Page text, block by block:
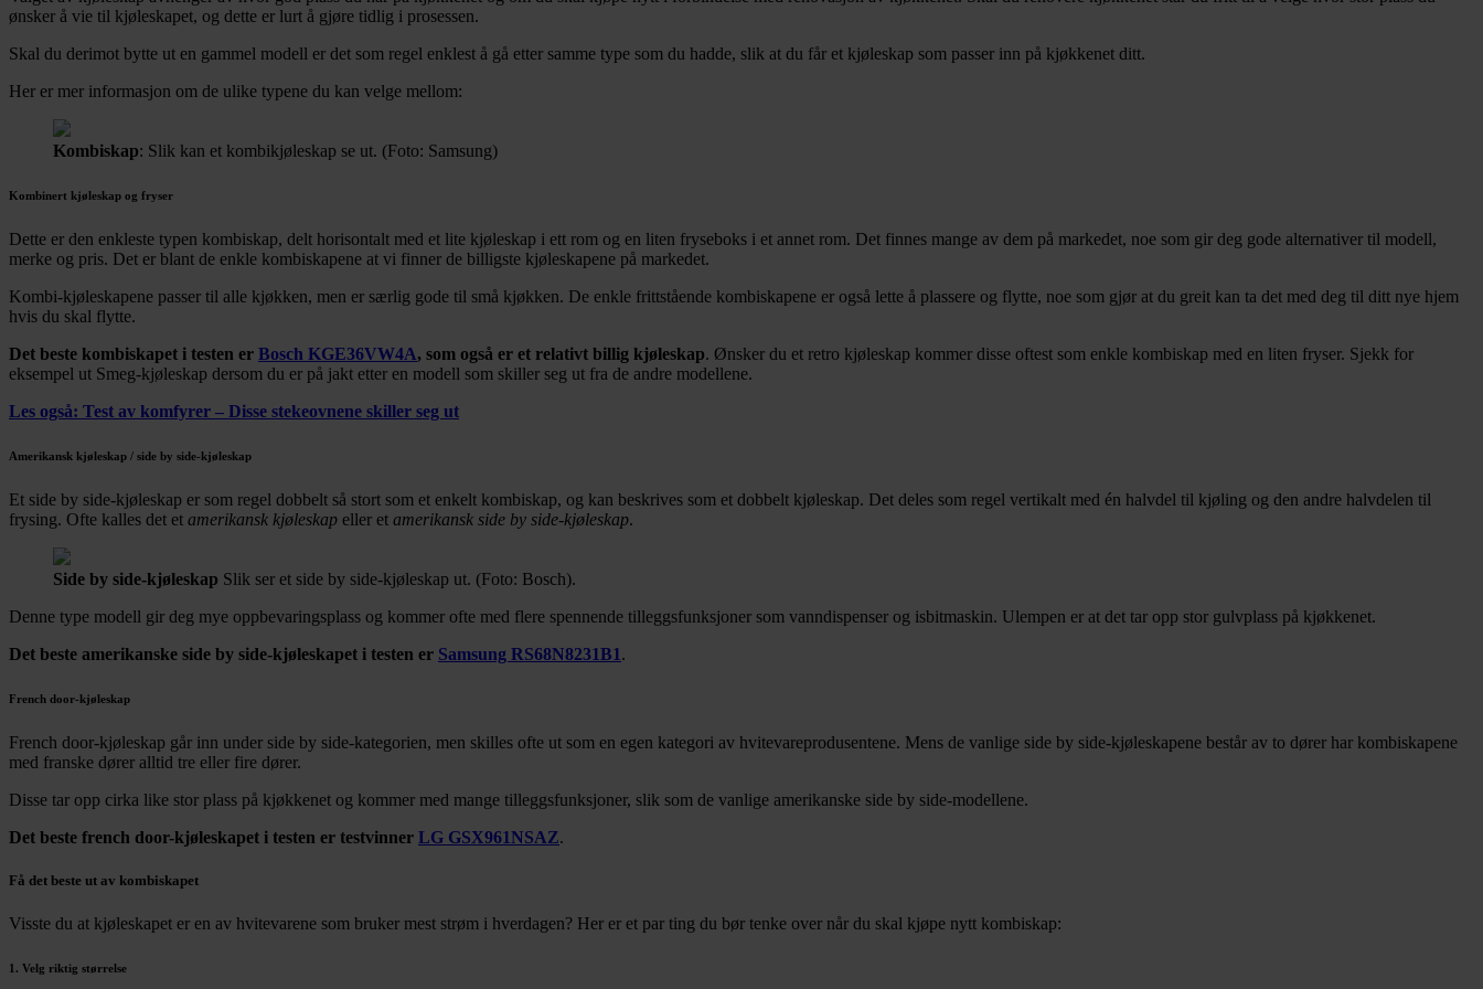
ønsker å vie til kjøleskapet, og dette er lurt å gjøre tidlig i prosessen.
Skal du derimot bytte ut en gammel modell er det som regel enklest å gå etter samme type som du hadde, slik at du får et kjøleskap som passer inn på kjøkkenet ditt.
Her er mer informasjon om de ulike typene du kan velge mellom:
Kombiskap: Slik kan et kombikjøleskap se ut. (Foto: Samsung)
Kombinert kjøleskap og fryser
Dette er den enkleste typen kombiskap, delt horisontalt med et lite kjøleskap i ett rom og en liten fryseboks i et annet rom. Det finnes mange av dem på markedet, noe som gir deg gode alternativer til modell,
merke og pris. Det er blant de enkle kombiskapene at vi finner de billigste kjøleskapene på markedet.
Kombi-kjøleskapene passer til alle kjøkken, men er særlig gode til små kjøkken. De enkle frittstående kombiskapene er også lette å plassere og flytte, noe som gjør at du greit kan ta det med deg til ditt nye hjem
hvis du skal flytte.
Det beste kombiskapet i testen er Bosch KGE36VW4A, som også er et relativt billig kjøleskap. Ønsker du et retro kjøleskap kommer disse oftest som enkle kombiskap med en liten fryser. Sjekk for
eksempel ut Smeg-kjøleskap dersom du er på jakt etter en modell som skiller seg ut fra de andre modellene.
Les også: Test av komfyrer – Disse stekeovnene skiller seg ut
Amerikansk kjøleskap / side by side-kjøleskap
Et side by side-kjøleskap er som regel dobbelt så stort som et enkelt kombiskap, og kan beskrives som et dobbelt kjøleskap. Det deles som regel vertikalt med én halvdel til kjøling og den andre halvdelen til
frysing. Ofte kalles det et amerikansk kjøleskap eller et amerikansk side by side-kjøleskap.
Side by side-kjøleskap Slik ser et side by side-kjøleskap ut. (Foto: Bosch).
Denne type modell gir deg mye oppbevaringsplass og kommer ofte med flere spennende tilleggsfunksjoner som vanndispenser og isbitmaskin. Ulempen er at det tar opp stor gulvplass på kjøkkenet.
Det beste amerikanske side by side-kjøleskapet i testen er Samsung RS68N8231B1 .
French door-kjøleskap
French door-kjøleskap går inn under side by side-kategorien, men skilles ofte ut som en egen kategori av hvitevareprodusentene. Mens de vanlige side by side-kjøleskapene består av to dører har kombiskapene
med franske dører alltid tre eller fire dører.
Disse tar opp cirka like stor plass på kjøkkenet og kommer med mange tilleggsfunksjoner, slik som de vanlige amerikanske side by side-modellene.
Det beste french door-kjøleskapet i testen er testvinner LG GSX961NSAZ.
Få det beste ut av kombiskapet
Visste du at kjøleskapet er en av hvitevarene som bruker mest strøm i hverdagen? Her er et par ting du bør tenke over når du skal kjøpe nytt kombiskap:
1. Velg riktig størrelse